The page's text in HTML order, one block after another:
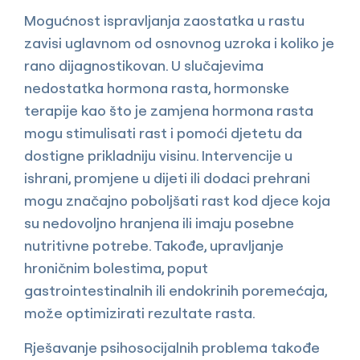
Mogućnost ispravljanja zaostatka u rastu
zavisi uglavnom od osnovnog uzroka i koliko je
rano dijagnostikovan. U slučajevima
nedostatka hormona rasta, hormonske
terapije kao što je zamjena hormona rasta
mogu stimulisati rast i pomoći djetetu da
dostigne prikladniju visinu. Intervencije u
ishrani, promjene u dijeti ili dodaci prehrani
mogu značajno poboljšati rast kod djece koja
su nedovoljno hranjena ili imaju posebne
nutritivne potrebe. Takođe, upravljanje
hroničnim bolestima, poput
gastrointestinalnih ili endokrinih poremećaja,
može optimizirati rezultate rasta.
Rješavanje psihosocijalnih problema takođe